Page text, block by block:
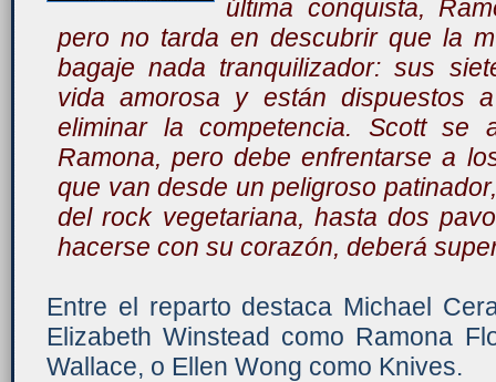
última conquista,
pero no tarda en descubrir que la
bagaje nada tranquilizador: sus
vida amorosa y están dispuestos
eliminar la competencia. Scott se
Ramona, pero debe enfrentarse a
que van desde un peligroso
del rock vegetariana, hasta dos
hacerse con su corazón, deberá
Entre el reparto destaca Michael
Elizabeth Winstead como Ramona
Wallace, o Ellen Wong como Knives.